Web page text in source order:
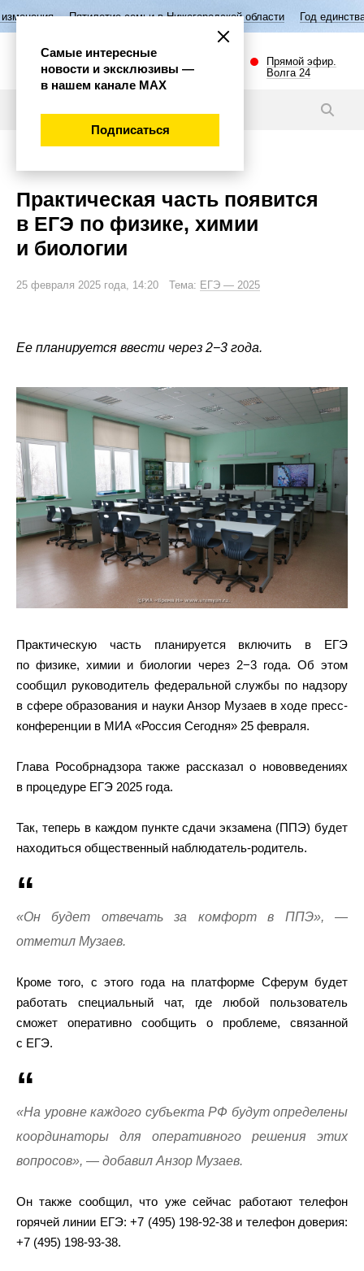
Пятилетие семьи в Нижегородской области Год единства народов
Прямой эфир.
Волга 24
Практическая часть появится
в ЕГЭ по физике, химии
и биологии
25 февраля 2025 года, 14:20 Тема: ЕГЭ — 2025
Ее планируется ввести через 2−3 года.
Практическую часть планируется включить в ЕГЭ
по физике, химии и биологии через 2−3 года. Об этом
сообщил руководитель федеральной службы по надзору
в сфере образования и науки Анзор Музаев в ходе пресс-
конференции в МИА «Россия Сегодня» 25 февраля.
Глава Рособрнадзора также рассказал о нововведениях
в процедуре ЕГЭ 2025 года.
Так, теперь в каждом пункте сдачи экзамена (ППЭ) будет
находиться общественный наблюдатель-родитель.
«Он будет отвечать за комфорт в ППЭ», —
отметил Музаев.
Кроме того, с этого года на платформе Сферум будет
работать специальный чат, где любой пользователь
сможет оперативно сообщить о проблеме, связанной
с ЕГЭ.
«На уровне каждого субъекта РФ будут определены
координаторы для оперативного решения этих
вопросов», — добавил Анзор Музаев.
Он также сообщил, что уже сейчас работают телефон
горячей линии ЕГЭ: +7 (495) 198-92-38 и телефон доверия:
+7 (495) 198-93-38.
Самые интересные
новости и эксклюзивы —
в нашем канале МАХ
Подписаться